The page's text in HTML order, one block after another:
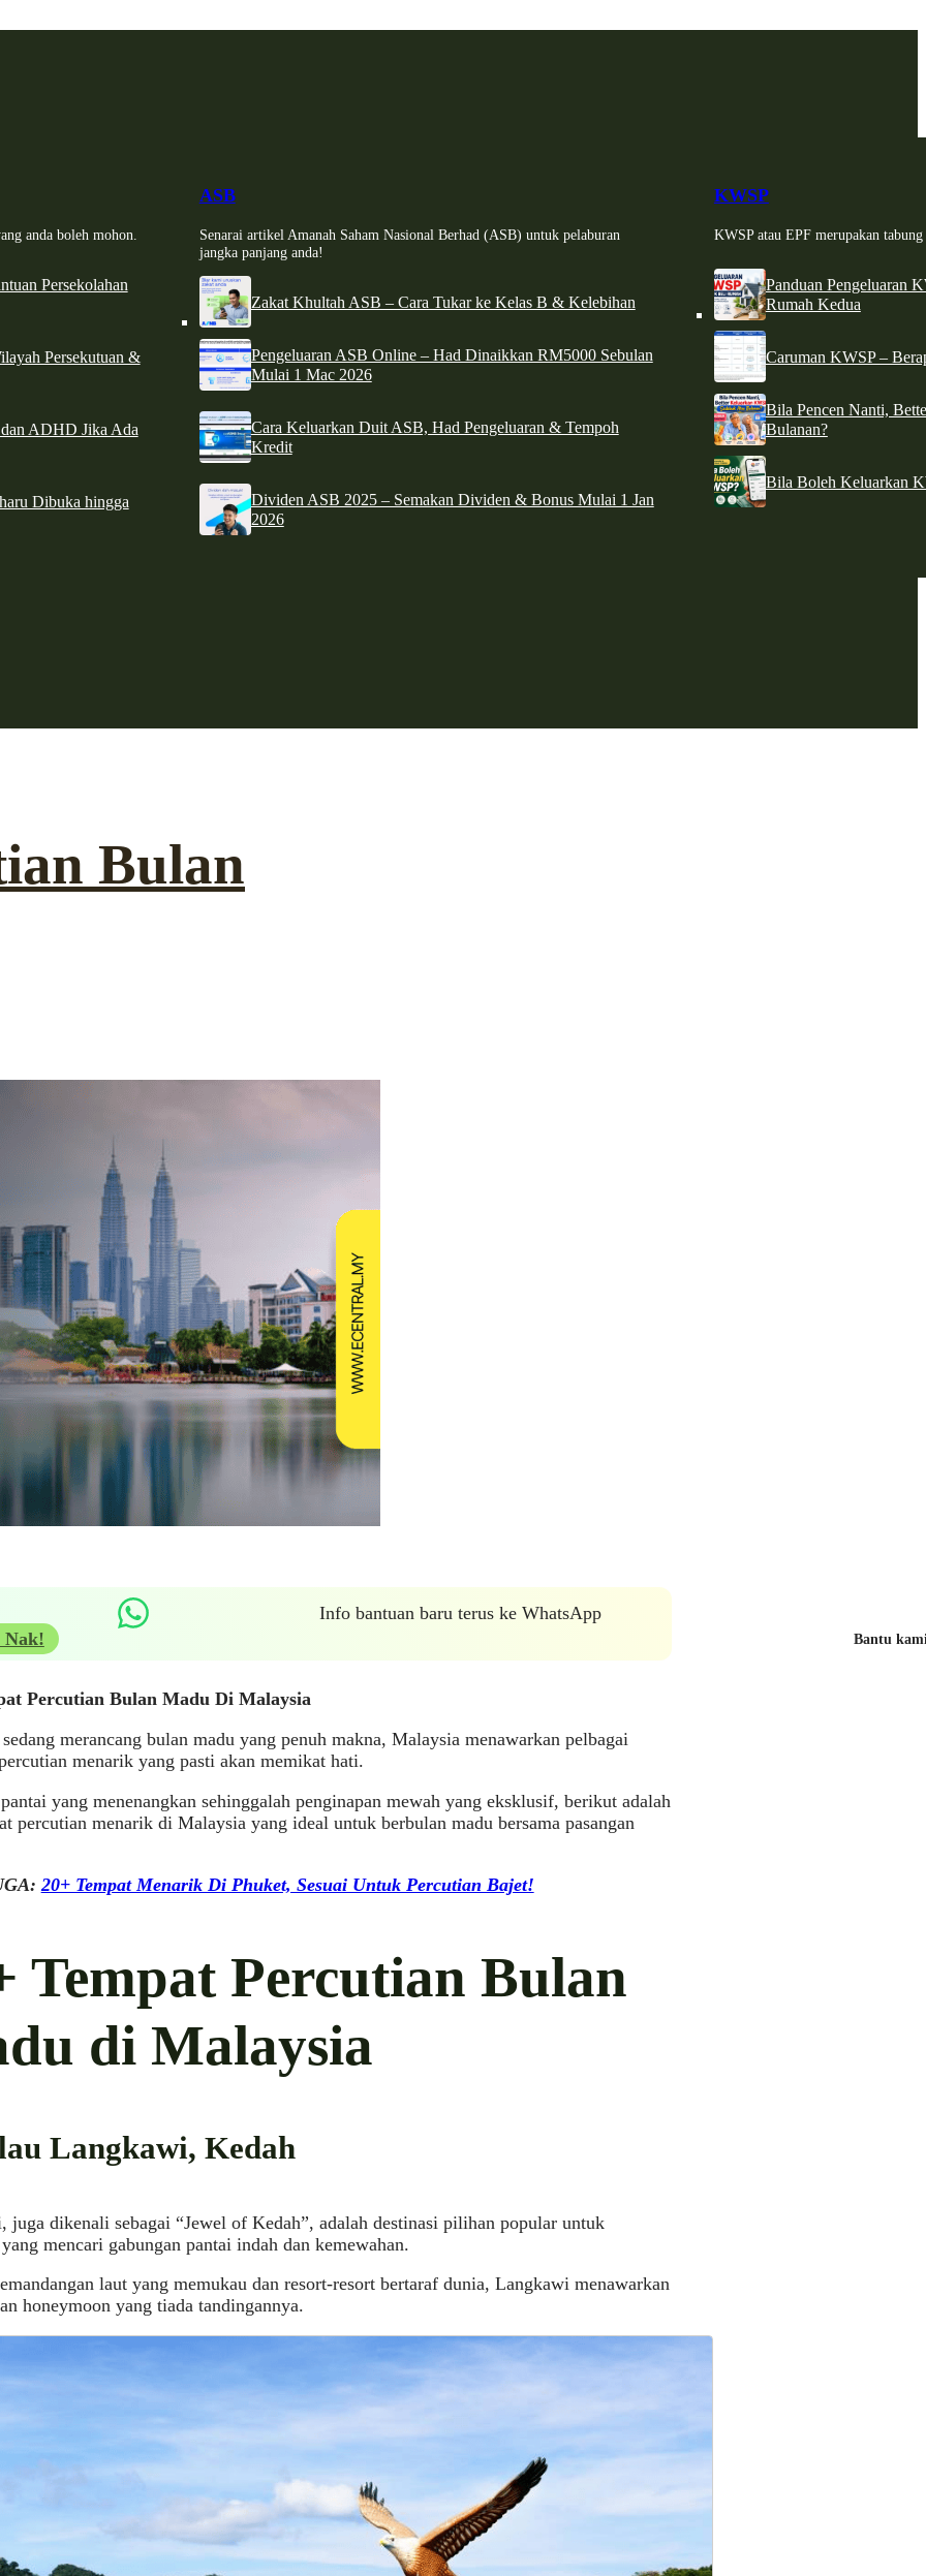
anda boleh mohon.
Persekolahan
Persekutuan &
ADHD Jika Ada
Dibuka hingga
ASB
Senarai artikel Amanah Saham Nasional Berhad (ASB) untuk pelaburan
jangka panjang anda!
Zakat Khultah ASB – Cara Tukar ke Kelas B & Kelebihan
Pengeluaran ASB Online – Had Dinaikkan RM5000 Sebulan
Mulai 1 Mac 2026
Cara Keluarkan Duit ASB, Had Pengeluaran & Tempoh
Kredit
Dividen ASB 2025 – Semakan Dividen & Bonus Mulai 1 Jan
2026
KWSP
KWSP atau EPF merupakan
Panduan Pengeluaran
Rumah Kedua
Caruman KWSP –
Bila Pencen Nanti,
Bulanan?
Bila Boleh Keluarkan
Bulan
Info bantuan baru terus ke WhatsApp
Nak!
Percutian Bulan Madu Di Malaysia
merancang bulan madu yang penuh makna, Malaysia menawarkan pelbagai
menarik yang pasti akan memikat hati.
yang menenangkan sehinggalah penginapan mewah yang eksklusif, berikut adalah
percutian menarik di Malaysia yang ideal untuk berbulan madu bersama pasangan
20+ Tempat Menarik Di Phuket, Sesuai Untuk Percutian Bajet!
Tempat Percutian Bulan
di Malaysia
Langkawi, Kedah
juga dikenali sebagai “Jewel of Kedah”, adalah destinasi pilihan popular untuk
mencari gabungan pantai indah dan kemewahan.
laut yang memukau dan resort-resort bertaraf dunia, Langkawi menawarkan
honeymoon yang tiada tandingannya.
Bantu